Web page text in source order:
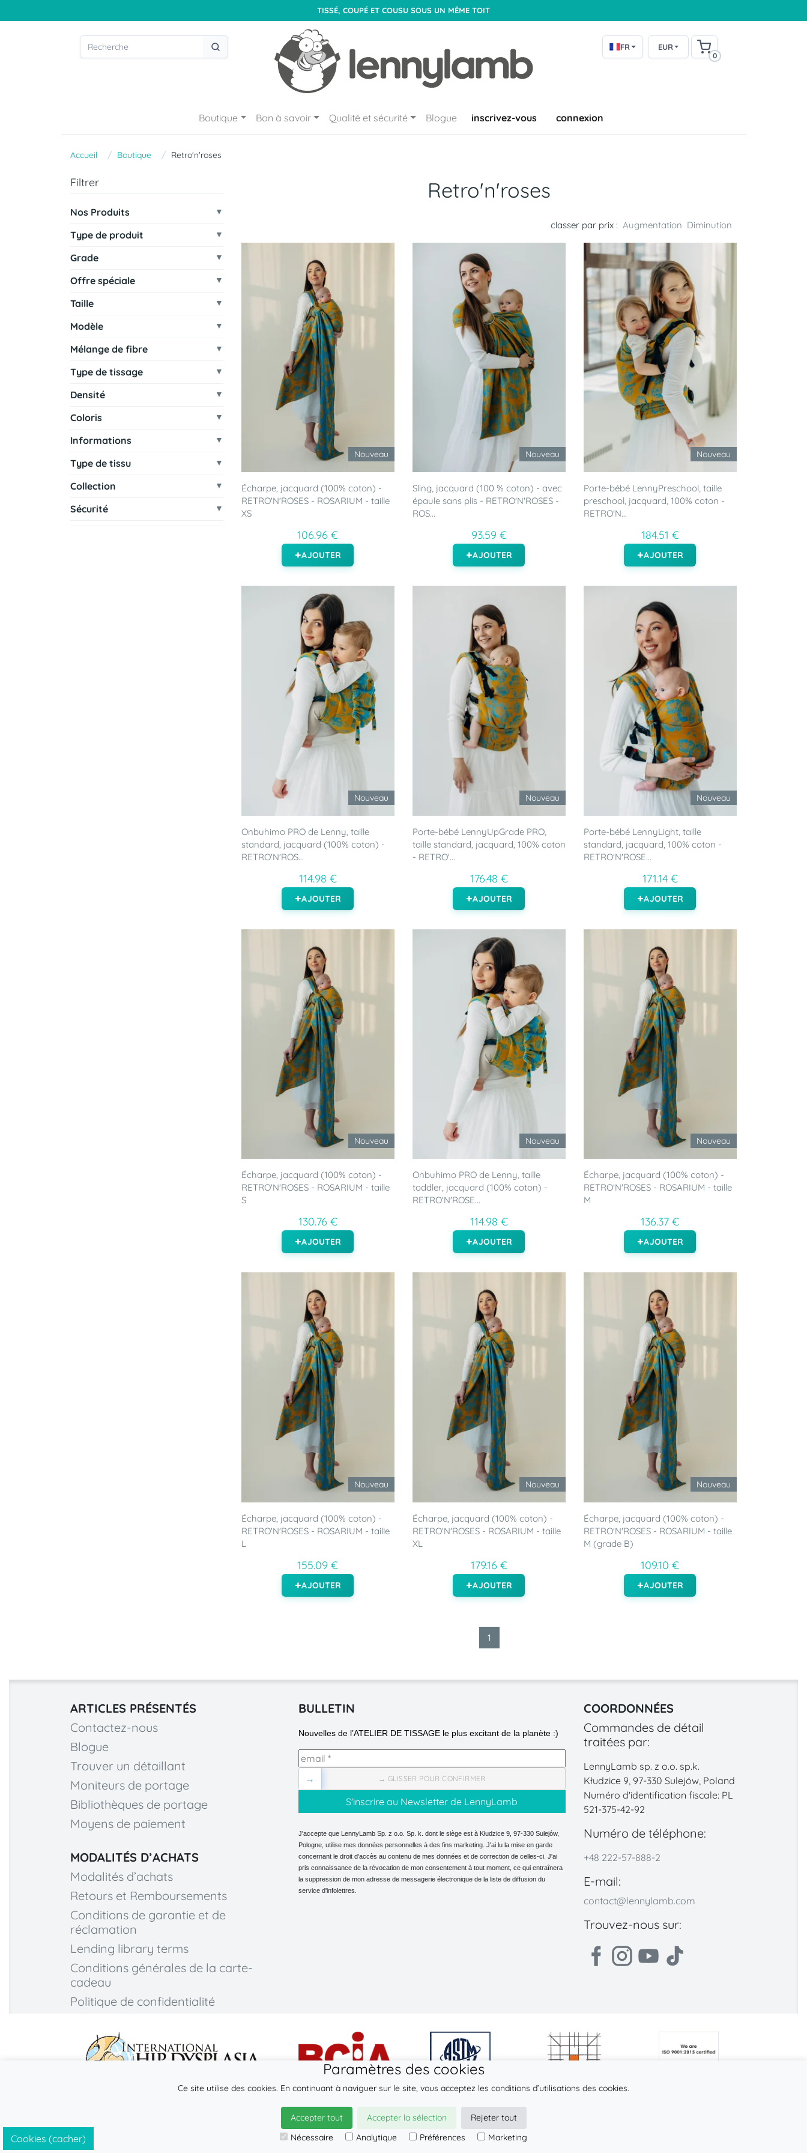
TISSÉ, COUPÉ ET COUSU SOUS UN MÊME TOIT
FR EUR
0
Boutique Bon à savoir Qualité et sécurité Blogue inscrivez-vous connexion
Accueil Boutique Retro'n'roses
Filtrer
Nos Produits
Type de produit
Grade
Offre spéciale
Taille
Modèle
Mélange de fibre
Type de tissage
Densité
Coloris
Informations
Type de tissu
Collection
Sécurité
Retro'n'roses
classer par prix : Augmentation Diminution
Nouveau
Écharpe, jacquard (100% coton) -
RETRO'N'ROSES - ROSARIUM - taille
XS
106.96 €
AJOUTER
Nouveau
Sling, jacquard (100 % coton) - avec
épaule sans plis - RETRO'N'ROSES -
ROS...
93.59 €
AJOUTER
Nouveau
Porte-bébé LennyPreschool, taille
preschool, jacquard, 100% coton -
RETRO'N...
184.51 €
AJOUTER
Nouveau
Onbuhimo PRO de Lenny, taille
standard, jacquard (100% coton) -
RETRO'N'ROS...
114.98 €
AJOUTER
Nouveau
Porte-bébé LennyUpGrade PRO,
taille standard, jacquard, 100% coton
- RETRO'...
176.48 €
AJOUTER
Nouveau
Porte-bébé LennyLight, taille
standard, jacquard, 100% coton -
RETRO'N'ROSE...
171.14 €
AJOUTER
Nouveau
Écharpe, jacquard (100% coton) -
RETRO'N'ROSES - ROSARIUM - taille
S
130.76 €
AJOUTER
Nouveau
Onbuhimo PRO de Lenny, taille
toddler, jacquard (100% coton) -
RETRO'N'ROSE...
114.98 €
AJOUTER
Nouveau
Écharpe, jacquard (100% coton) -
RETRO'N'ROSES - ROSARIUM - taille
M
136.37 €
AJOUTER
Nouveau
Écharpe, jacquard (100% coton) -
RETRO'N'ROSES - ROSARIUM - taille
L
155.09 €
AJOUTER
Nouveau
Écharpe, jacquard (100% coton) -
RETRO'N'ROSES - ROSARIUM - taille
XL
179.16 €
AJOUTER
Nouveau
Écharpe, jacquard (100% coton) -
RETRO'N'ROSES - ROSARIUM - taille
M (grade B)
109.10 €
AJOUTER
1
ARTICLES PRÉSENTÉS
Contactez-nous
Blogue
Trouver un détaillant
Moniteurs de portage
Bibliothèques de portage
Moyens de paiement
MODALITÉS D’ACHATS
Modalités d’achats
Retours et Remboursements
Conditions de garantie et de
réclamation
Lending library terms
Conditions générales de la carte-
cadeau
Politique de confidentialité
BULLETIN
Nouvelles de l’ATELIER DE TISSAGE le plus excitant de la planète :)
→ GLISSER POUR CONFIRMER
→
J'accepte que LennyLamb Sp. z o.o. Sp. k. dont le siège est à Kłudzice 9, 97-330 Sulejów,
Pologne, utilise mes données personnelles à des fins marketing. J'ai lu la mise en garde
concernant le droit d'accès au contenu de mes données et de correction de celles-ci. J'ai
pris connaissance de la révocation de mon consentement à tout moment, ce qui entraînera
la suppression de mon adresse de messagerie électronique de la liste de diffusion du
service d'infolettres.
COORDONNÉES
Commandes de détail
traitées par:
LennyLamb sp. z o.o. sp.k.
Kłudzice 9, 97-330 Sulejów, Poland
Numéro d'identification fiscale: PL
521-375-42-92
Numéro de téléphone:
+48 222-57-888-2
E-mail:
contact@lennylamb.com
Trouvez-nous sur:
© 2026
LennyLamb sp. z o.o. sp.k.
·Écharpes tissées
fabricant ·
Vente en gros de Sling
Cookies (cacher)
Paramètres des cookies
Ce site utilise des cookies. En continuant à naviguer sur le site, vous acceptez les conditions d’utilisations des cookies.
Accepter tout Accepter la sélection
Rejeter tout
Nécessaire
Analytique Préférences Marketing